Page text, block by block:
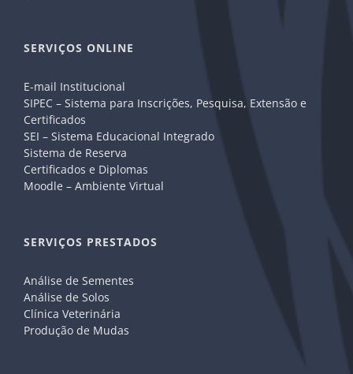
SERVIÇOS ONLINE
E-mail Institucional
SIPEC – Sistema para Inscrições, Pesquisa, Extensão e
Certificados
SEI – Sistema Educacional Integrado
Sistema de Reserva
Certificados e Diplomas
Moodle – Ambiente Virtual
SERVIÇOS PRESTADOS
Análise de Sementes
Análise de Solos
Clínica Veterinária
Produção de Mudas